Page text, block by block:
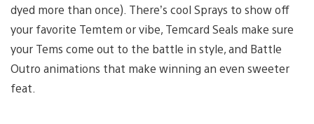
dyed more than once). There’s cool Sprays to show off
your favorite Temtem or vibe, Temcard Seals make sure
your Tems come out to the battle in style, and Battle
Outro animations that make winning an even sweeter
feat.